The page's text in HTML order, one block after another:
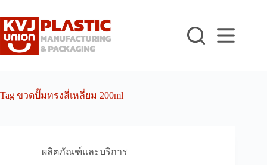
to
content
Tag ขวดปั๊มทรงสี่เหลี่ยม 200ml
ผลิตภัณฑ์และบริการ